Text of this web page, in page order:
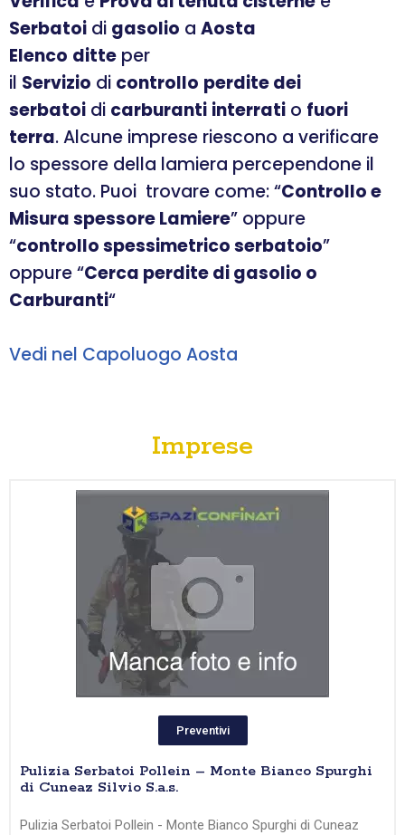
Serbatoi di gasolio a Aosta
Elenco ditte per
il Servizio di controllo perdite dei
serbatoi di carburanti interrati o fuori
terra. Alcune imprese riescono a verificare
lo spessore della lamiera percependone il
suo stato. Puoi trovare come: “Controllo e
Misura spessore Lamiere” oppure
“controllo spessimetrico serbatoio”
oppure “Cerca perdite di gasolio o
Carburanti“
Vedi nel Capoluogo Aosta
Imprese
Preventivi
Pulizia Serbatoi Pollein – Monte Bianco Spurghi
di Cuneaz Silvio S.a.s.
Pulizia Serbatoi Pollein - Monte Bianco Spurghi di Cuneaz